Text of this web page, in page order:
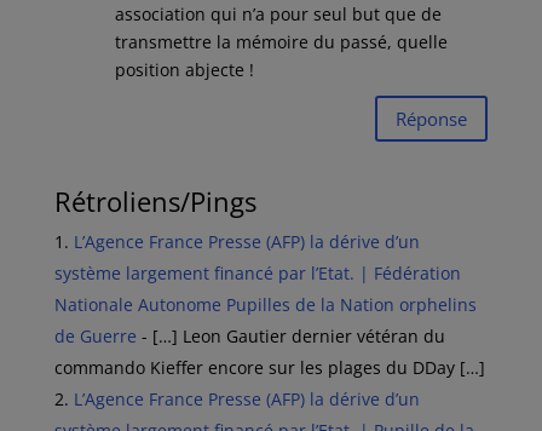
association qui n’a pour seul but que de
transmettre la mémoire du passé, quelle
position abjecte !
Réponse
Rétroliens/Pings
L’Agence France Presse (AFP) la dérive d’un
système largement financé par l’Etat. | Fédération
Nationale Autonome Pupilles de la Nation orphelins
de Guerre - […] Leon Gautier dernier vétéran du
commando Kieffer encore sur les plages du DDay […]
L’Agence France Presse (AFP) la dérive d’un